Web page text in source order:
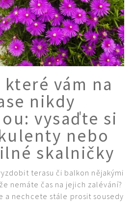
vám na
nikdy
vysaďte si
nebo
skalničky
terasu či balkon nějakými
nemáte čas na jejich zalévání?
a nechcete stále prosit sousedy